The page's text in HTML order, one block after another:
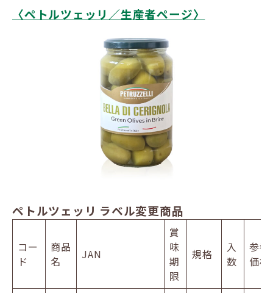
〈ペトルツェッリ／生産者ページ〉
ペトルツェッリ ラベル変更商品
コー
ド
商品
名
JAN
賞
味
期
限
規格
入
数
参考
価格